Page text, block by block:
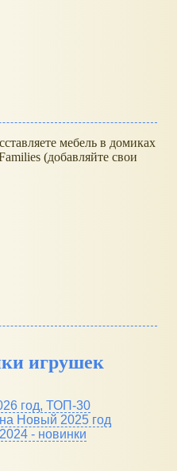
мебель в домиках
(добавляйте свои
игрушек
год, ТОП-30
Новый 2025 год
- новинки